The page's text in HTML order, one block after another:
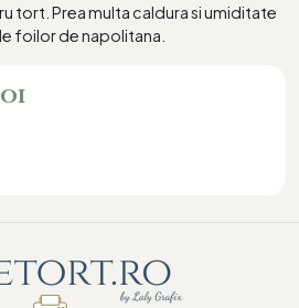
tort. Prea multa caldura si umiditate
foilor de napolitana.